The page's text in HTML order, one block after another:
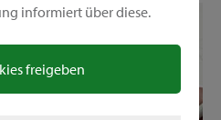
informiert über diese.
freigeben